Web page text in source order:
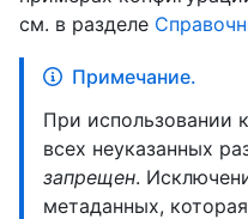
см. в разделе
Примечание.
При использовании
всех неуказанных
запрещен.
метаданных,